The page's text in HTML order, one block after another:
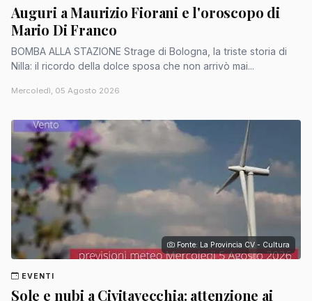
Auguri a Maurizio Fiorani e l'oroscopo di
Mario Di Franco
BOMBA ALLA STAZIONE Strage di Bologna, la triste storia di
Nilla: il ricordo della dolce sposa che non arrivò mai...
Mercoledì, 05 Agosto 2026
Fonte: La Provincia CV - Cultura
EVENTI
Sole e nubi a Civitavecchia: attenzione ai